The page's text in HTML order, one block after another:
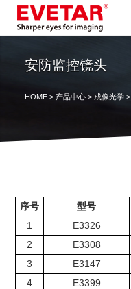
安防监控镜头
HOME> 产品中心> 成像光学>
序号 型号
1
E3326
2
E3308
3
E3147
4
E3399